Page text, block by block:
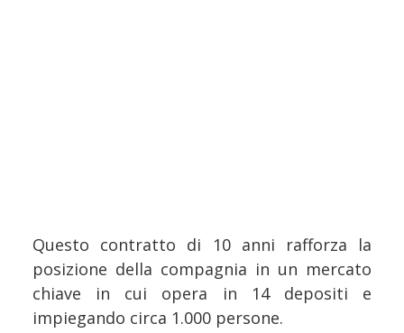
Questo contratto di 10 anni rafforza la
posizione della compagnia in un mercato
chiave in cui opera in 14 depositi e
impiegando circa 1.000 persone.